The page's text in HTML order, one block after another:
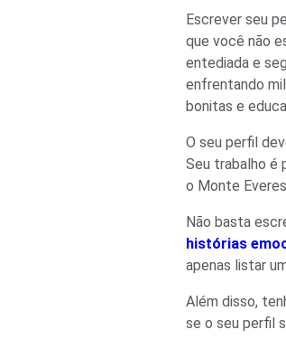
Escrever seu
que você não
entediada e
enfrentando
bonitas e
O seu perfil
Seu trabalho é
o Monte
Não basta
histórias
apenas listar
Além disso,
se o seu perfil